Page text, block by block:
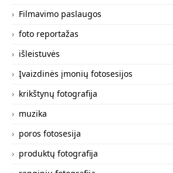
Filmavimo paslaugos
foto reportažas
išleistuvės
Įvaizdinės įmonių fotosesijos
krikštynų fotografija
muzika
poros fotosesija
produktų fotografija